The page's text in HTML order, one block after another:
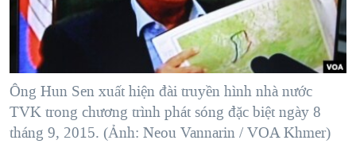
"Tìm"NGƯỜI VIỆT HẢI NGOẠI
ĐỜI SỐNG
KINH TẾ
KHOA HỌC
SỨC KHOẺ
TẠI
HÀNH TRÌNH BẦU CỬ 2024
MỘT NĂM CHIẾN TRANH TẠI DẢI GAZA
GIẢI MÃ VÀNH ĐAI & CON ĐƯỜNG
NGÀY TỊ NẠN THẾ GIỚI
VIDEO
NGHE
MẠNG XÃ HỘI
Ông Hun Sen xuất hiện đài truyền hình nhà nước
TVK trong chương trình phát sóng đặc biệt ngày 8
tháng 9, 2015. (Ảnh: Neou Vannarin / VOA Khmer)